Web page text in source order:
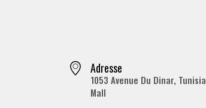
Adresse
1053 Avenue Du Dinar, Tunisia
Mall